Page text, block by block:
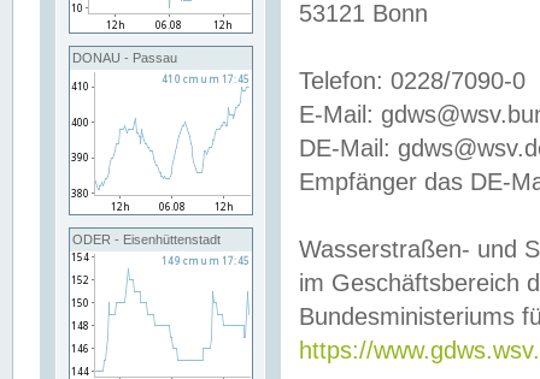
DONAU - Passau
ODER - Eisenhüttenstadt
53121 Bonn
Telefon: 0228/7090-0
E-Mail:
DE-Mail:
Empfänger das DE-
Wasserstraßen- und
im Geschäftsbereich
Bundesministeriums
https://